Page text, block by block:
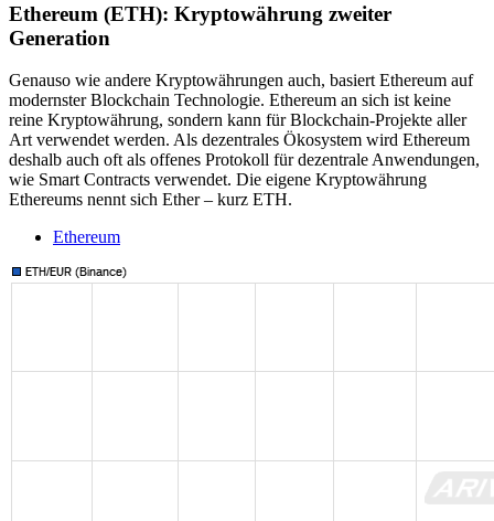
Ethereum (ETH): Kryptowährung zweiter
Generation
Genauso wie andere Kryptowährungen auch, basiert Ethereum auf
modernster Blockchain Technologie. Ethereum an sich ist keine
reine Kryptowährung, sondern kann für Blockchain-Projekte aller
Art verwendet werden. Als dezentrales Ökosystem wird Ethereum
deshalb auch oft als offenes Protokoll für dezentrale Anwendungen,
wie Smart Contracts verwendet. Die eigene Kryptowährung
Ethereums nennt sich Ether – kurz ETH.
Ethereum